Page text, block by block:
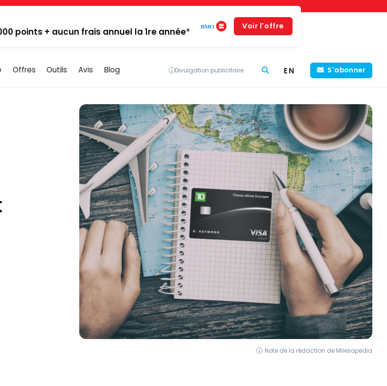
points + aucun frais annuel la 1re année*
Voir l'offre
Offres Outils Avis Blog Divulgation publicitaire EN S'abonner
Note de la rédaction de Milesopedia